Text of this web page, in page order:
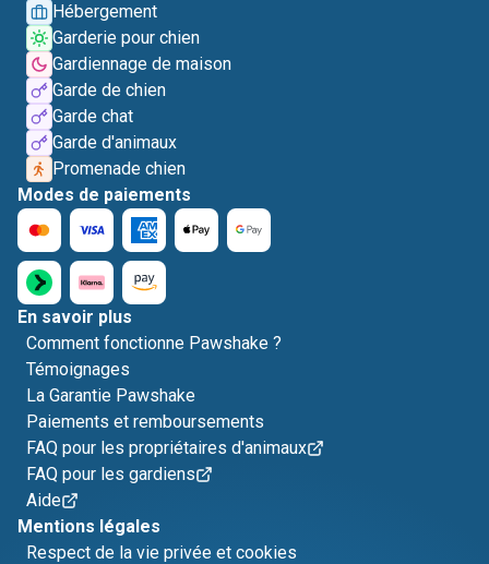
Hébergement
Garderie pour chien
Gardiennage de maison
Garde de chien
Garde chat
Garde d'animaux
Promenade chien
Modes de paiements
En savoir plus
Comment fonctionne Pawshake ?
Témoignages
La Garantie Pawshake
Paiements et remboursements
FAQ pour les propriétaires d'animaux
FAQ pour les gardiens
Aide
Mentions légales
Respect de la vie privée et cookies